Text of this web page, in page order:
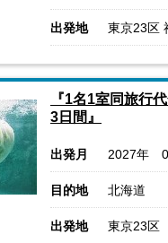
出発地 東京23区
『1名1室同旅
3日間』
出発月 2027年
目的地 北海道
出発地 東京23区